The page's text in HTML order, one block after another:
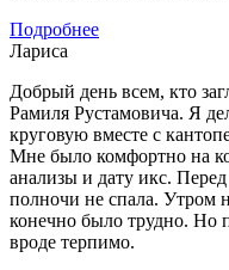
Подробнее
Лариса
Добрый день всем, кто
Рамиля Рустамовича. Я
круговую вместе с
Мне было комфортно на
анализы и дату икс.
полночи не спала. Утром
конечно было трудно. Но
вроде терпимо.